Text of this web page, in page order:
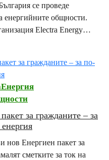
се проведе
енергийните общности.
Electra Energy
– България и
за гражданите – за
нов Енергиен пакет за
сметките за ток на